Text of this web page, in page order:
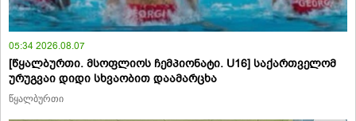
05:34 2026.08.07
[წყალბურთი. მსოფლიოს ჩემპიონატი. U16] საქართველომ
ურუგვაი დიდი სხვაობით დაამარცხა
წყალბურთი